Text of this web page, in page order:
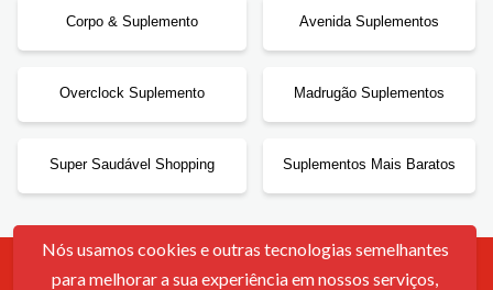
Corpo & Suplemento Avenida Suplementos
Overclock Suplemento Madrugão Suplementos
Super Saudável Shopping Suplementos Mais Baratos
Nós usamos cookies e outras tecnologias semelhantes
para melhorar a sua experiência em nossos serviços,